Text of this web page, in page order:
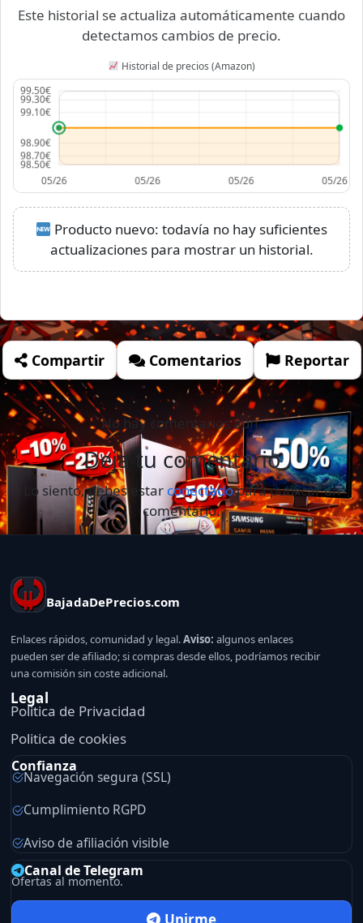
Este historial se actualiza automáticamente cuando
detectamos cambios de precio.
Historial de precios (Amazon)
Producto nuevo: todavía no hay suficientes
actualizaciones para mostrar un historial.
Compartir Comentarios Reportar
No hay comentarios aún.
Deja tu comentario
Lo siento, debes estar conectadopara publicar un
comentario.
BajadaDePrecios.com
Enlaces rápidos, comunidad y legal.Aviso: algunos enlaces
pueden ser de afiliado; si compras desde ellos, podríamos recibir
una comisión sin coste adicional.
Legal
Politica de Privacidad
Politica de cookies
Confianza
Navegación segura (SSL)
Cumplimiento RGPD
Aviso de afiliación visible
Canal de Telegram
Ofertas al momento.
Unirme